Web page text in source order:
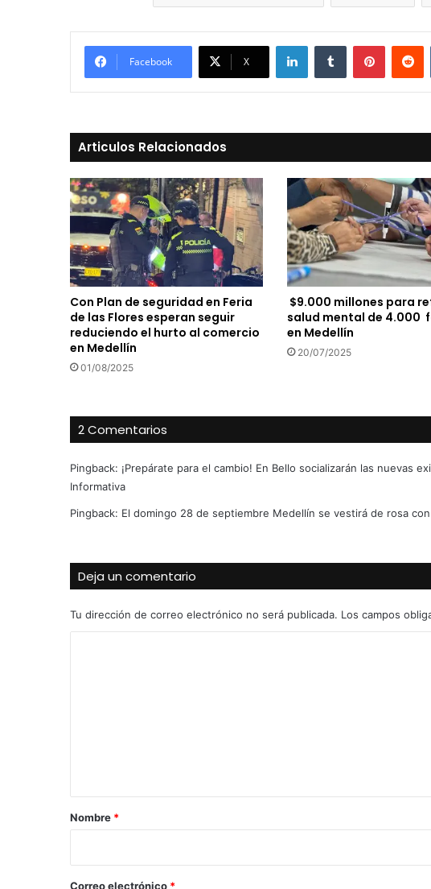
Facebook X
LinkedInTumblr Pinterest
Articulos Relacionados
Con Plan de seguridad en Feria
de las Flores esperan seguir
reduciendo el hurto al comercio
en Medellín
01/08/2025
$9.000 millones para
salud mental de 4.000
en Medellín
20/07/2025
2 Comentarios
Pingback: ¡Prepárate para el cambio! En Bello socializarán las nuevas
Informativa
Pingback: El domingo 28 de septiembre Medellín se vestirá de rosa
Deja un comentario
Tu dirección de correo electrónico no será publicada. Los campos
r
*
Nombre *
Correo electrónico *